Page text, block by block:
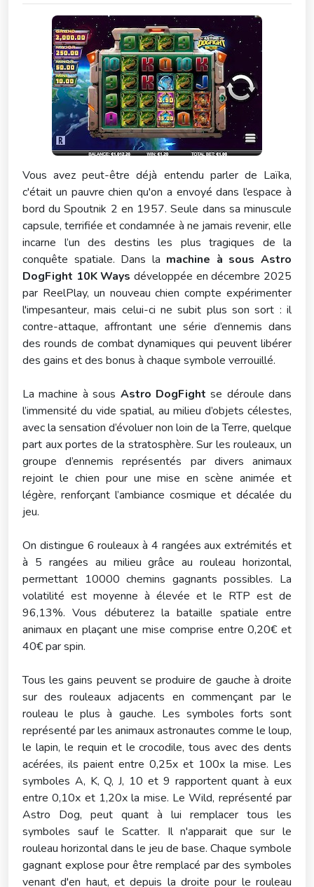
Vous avez peut-être déjà entendu parler de Laïka,
c'était un pauvre chien qu'on a envoyé dans l’espace à
bord du Spoutnik 2 en 1957. Seule dans sa minuscule
capsule, terrifiée et condamnée à ne jamais revenir, elle
incarne l’un des destins les plus tragiques de la
conquête spatiale. Dans la machine à sous Astro
DogFight 10K Ways développée en décembre 2025
par ReelPlay, un nouveau chien compte expérimenter
l'impesanteur, mais celui-ci ne subit plus son sort : il
contre-attaque, affrontant une série d’ennemis dans
des rounds de combat dynamiques qui peuvent libérer
des gains et des bonus à chaque symbole verrouillé.
La machine à sous Astro DogFight se déroule dans
l’immensité du vide spatial, au milieu d’objets célestes,
avec la sensation d’évoluer non loin de la Terre, quelque
part aux portes de la stratosphère. Sur les rouleaux, un
groupe d’ennemis représentés par divers animaux
rejoint le chien pour une mise en scène animée et
légère, renforçant l’ambiance cosmique et décalée du
jeu.
On distingue 6 rouleaux à 4 rangées aux extrémités et
à 5 rangées au milieu grâce au rouleau horizontal,
permettant 10000 chemins gagnants possibles. La
volatilité est moyenne à élevée et le RTP est de
96,13%. Vous débuterez la bataille spatiale entre
animaux en plaçant une mise comprise entre 0,20€ et
40€ par spin.
Tous les gains peuvent se produire de gauche à droite
sur des rouleaux adjacents en commençant par le
rouleau le plus à gauche. Les symboles forts sont
représenté par les animaux astronautes comme le loup,
le lapin, le requin et le crocodile, tous avec des dents
acérées, ils paient entre 0,25x et 100x la mise. Les
symboles A, K, Q, J, 10 et 9 rapportent quant à eux
entre 0,10x et 1,20x la mise. Le Wild, représenté par
Astro Dog, peut quant à lui remplacer tous les
symboles sauf le Scatter. Il n'apparait que sur le
rouleau horizontal dans le jeu de base. Chaque symbole
gagnant explose pour être remplacé par des symboles
venant d'en haut, et depuis la droite pour le rouleau